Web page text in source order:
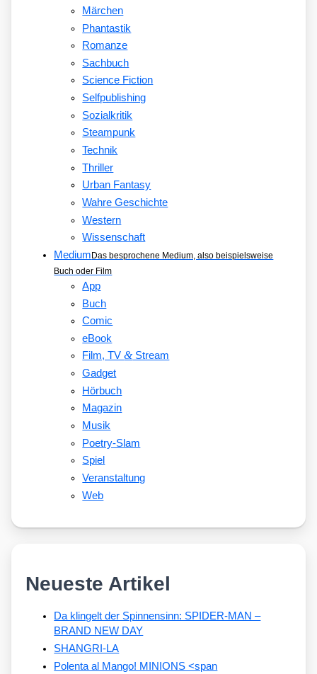
Märchen
Phantastik
Romanze
Sachbuch
Science Fiction
Selfpublishing
Sozialkritik
Steampunk
Technik
Thriller
Urban Fantasy
Wahre Geschichte
Western
Wissenschaft
MediumDas besprochene Medium, also beispielsweise
Buch oder Film
App
Buch
Comic
eBook
Film, TV&Stream
Gadget
Hörbuch
Magazin
Musik
Poetry-Slam
Spiel
Veranstaltung
Web
Neueste Artikel
Da klingelt der Spinnensinn: SPIDER-MAN –
BRAND NEW DAY
SHANGRI-LA
Polenta al Mango! MINIONS <span